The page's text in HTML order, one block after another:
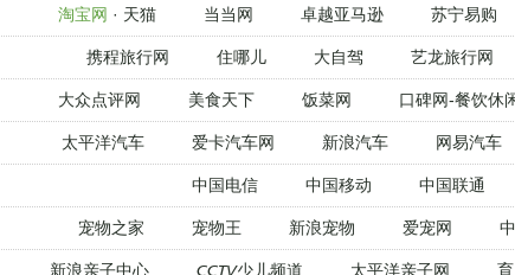
淘宝网 · 天猫 当当网 卓越亚马逊 苏宁易购
携程旅行网 住哪儿 大自驾 艺龙旅行网
大众点评网 美食天下 饭菜网 口碑网-餐饮休
太平洋汽车 爱卡汽车网 新浪汽车 网易汽车
中国电信 中国移动 中国联通
宠物之家 宠物王 新浪宠物 爱宠网
新浪亲子中心 CCTV少儿频道 太平洋亲子网